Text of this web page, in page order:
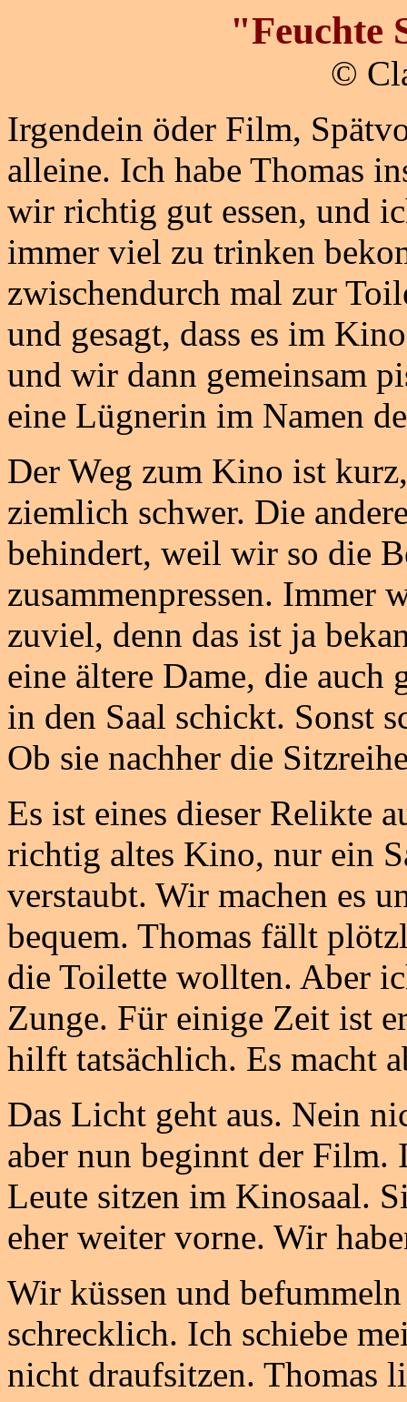
"Feuchte
©
Irgendein öder Film,
alleine. Ich habe Thomas
wir richtig gut essen, und
immer viel zu trinken
zwischendurch mal zur
und gesagt, dass es im
und wir dann gemeinsam
eine Lügnerin im Namen
Der Weg zum Kino ist
ziemlich schwer. Die
behindert, weil wir so die
zusammenpressen. Immer
zuviel, denn das ist ja
eine ältere Dame, die
in den Saal schickt. Sonst
Ob sie nachher die
Es ist eines dieser Relikte
richtig altes Kino, nur ein
verstaubt. Wir machen es
bequem. Thomas fällt
die Toilette wollten. Aber
Zunge. Für einige Zeit ist
hilft tatsächlich. Es macht
Das Licht geht aus. Nein
aber nun beginnt der Film.
Leute sitzen im Kinosaal.
eher weiter vorne. Wir
Wir küssen und
schrecklich. Ich schiebe
nicht draufsitzen. Thomas